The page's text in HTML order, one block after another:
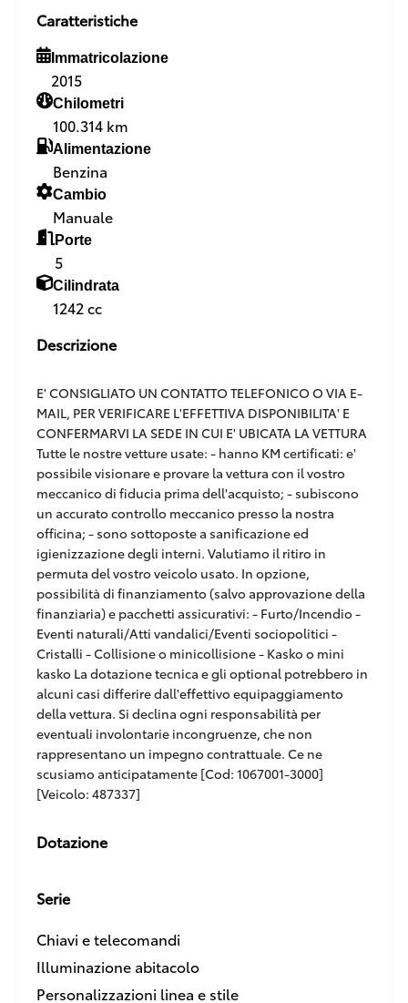
Caratteristiche
Immatricolazione
2015
Chilometri
100.314 km
Alimentazione
Benzina
Cambio
Manuale
Porte
5
Cilindrata
1242 cc
Descrizione
E' CONSIGLIATO UN CONTATTO TELEFONICO O VIA E-
MAIL, PER VERIFICARE L'EFFETTIVA DISPONIBILITA' E
CONFERMARVI LA SEDE IN CUI E' UBICATA LA VETTURA
Tutte le nostre vetture usate: - hanno KM certificati: e'
possibile visionare e provare la vettura con il vostro
meccanico di fiducia prima dell'acquisto; - subiscono
un accurato controllo meccanico presso la nostra
officina; - sono sottoposte a sanificazione ed
igienizzazione degli interni. Valutiamo il ritiro in
permuta del vostro veicolo usato. In opzione,
possibilità di finanziamento (salvo approvazione della
finanziaria) e pacchetti assicurativi: - Furto/Incendio -
Eventi naturali/Atti vandalici/Eventi sociopolitici -
Cristalli - Collisione o minicollisione - Kasko o mini
kasko La dotazione tecnica e gli optional potrebbero in
alcuni casi differire dall'effettivo equipaggiamento
della vettura. Si declina ogni responsabilità per
eventuali involontarie incongruenze, che non
rappresentano un impegno contrattuale. Ce ne
scusiamo anticipatamente [Cod: 1067001-3000]
[Veicolo: 487337]
Dotazione
Serie
Chiavi e telecomandi
Illuminazione abitacolo
Personalizzazioni linea e stile